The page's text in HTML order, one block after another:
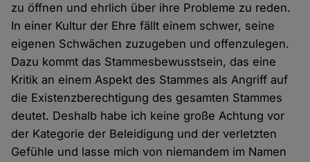
zu öffnen und ehrlich über ihre Probleme zu reden.
In einer Kultur der Ehre fällt einem schwer, seine
eigenen Schwächen zuzugeben und offenzulegen.
Dazu kommt das Stammesbewusstsein, das eine
Kritik an einem Aspekt des Stammes als Angriff auf
die Existenzberechtigung des gesamten Stammes
deutet. Deshalb habe ich keine große Achtung vor
der Kategorie der Beleidigung und der verletzten
Gefühle und lasse mich von niemandem im Namen